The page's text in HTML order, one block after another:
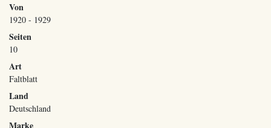
Von
1920 - 1929
Seiten
10
Art
Faltblatt
Land
Deutschland
Marke